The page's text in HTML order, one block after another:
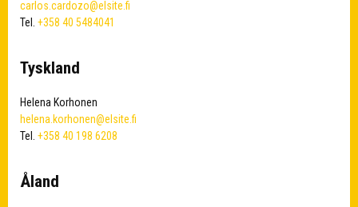
carlos.cardozo@elsite.fi
Tel. +358 40 5484041
Tyskland
Helena Korhonen
helena.korhonen@elsite.fi
Tel. +358 40 198 6208
Åland